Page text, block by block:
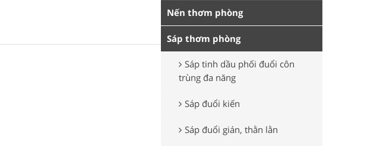
Nến thơm phòng
Sáp thơm phòng
Sáp tinh dầu phối đuổi côn
trùng đa năng
Sáp đuổi kiến
Sáp đuổi gián, thằn lằn